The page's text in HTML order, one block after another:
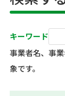
キーワード
事業者名、事
象です。